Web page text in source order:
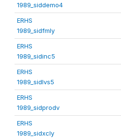
1989_siddemo4
ERHS
1989_sidfmly
ERHS
1989_sidinc5
ERHS
1989_sidlvs5
ERHS
1989_sidprodv
ERHS
1989_sidxcly